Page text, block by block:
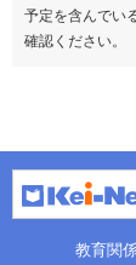
予定を含んでい
確認ください。
教育関